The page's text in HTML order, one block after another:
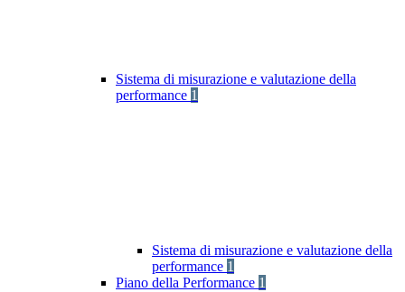
Sistema di misurazione e valutazione della
performance 1
Sistema di misurazione e valutazione della
performance 1
Piano della Performance 1